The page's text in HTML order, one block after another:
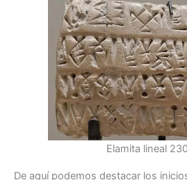
Elamita lineal
De aquí podemos destacar los